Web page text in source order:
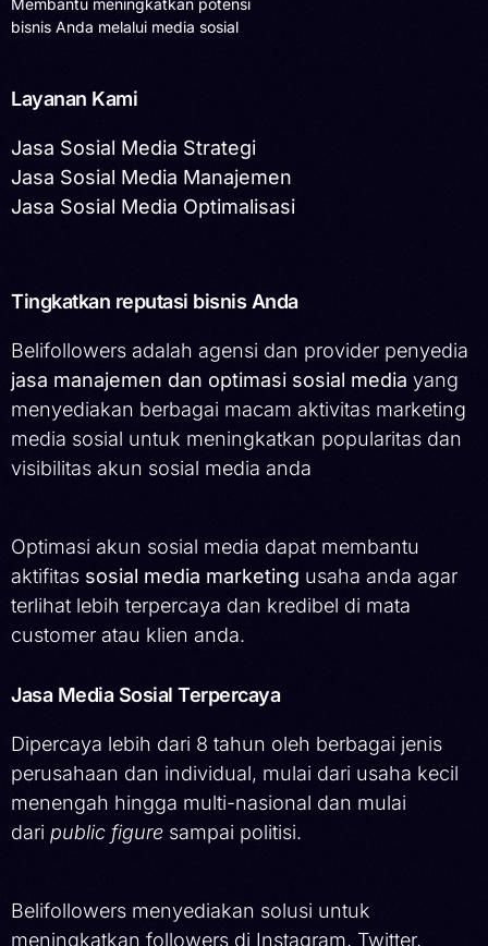
bisnis Anda melalui media sosial
Layanan Kami
Jasa Sosial Media Strategi
Jasa Sosial Media Manajemen
Jasa Sosial Media Optimalisasi
Tingkatkan reputasi bisnis Anda
Belifollowers adalah agensi dan provider penyedia
jasa manajemen dan optimasi sosial media yang
menyediakan berbagai macam aktivitas marketing
media sosial untuk meningkatkan popularitas dan
visibilitas akun sosial media anda
Optimasi akun sosial media dapat membantu
aktifitas sosial media marketing usaha anda agar
terlihat lebih terpercaya dan kredibel di mata
customer atau klien anda.
Jasa Media Sosial Terpercaya
Dipercaya lebih dari 8 tahun oleh berbagai jenis
perusahaan dan individual, mulai dari usaha kecil
menengah hingga multi-nasional dan mulai
dari public figure sampai politisi.
Belifollowers menyediakan solusi untuk
meningkatkan followers di Instagram, Twitter,